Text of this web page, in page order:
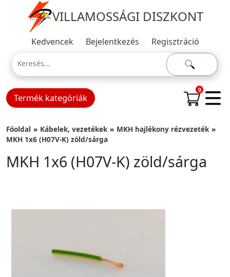
VILLAMOSSÁGI DISZKONT
Kedvencek Bejelentkezés Regisztráció
Termék kategóriák
0
Főoldal Kábelek, vezetékek
MKH hajlékony rézvezeték
MKH 1x6 (H07V-K) zöld/sárga
MKH 1x6 (H07V-K) zöld/sárga